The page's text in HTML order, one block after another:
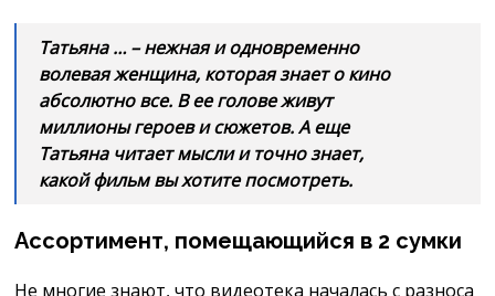
Татьяна … – нежная и одновременно
волевая женщина, которая знает о кино
абсолютно все. В ее голове живут
миллионы героев и сюжетов. А еще
Татьяна читает мысли и точно знает,
какой фильм вы хотите посмотреть.
Ассортимент, помещающийся в 2 сумки
Не многие знают, что видеотека началась с разноса